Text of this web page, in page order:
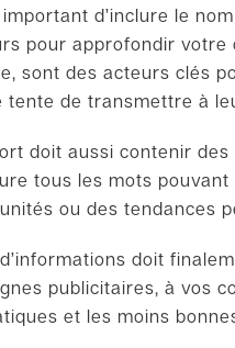
d’inclure le
pour approfondir votre
sont des acteurs clés
tente de transmettre à
doit aussi contenir
tous les mots
ou des tendances
doit
publicitaires, à vos
et les moins